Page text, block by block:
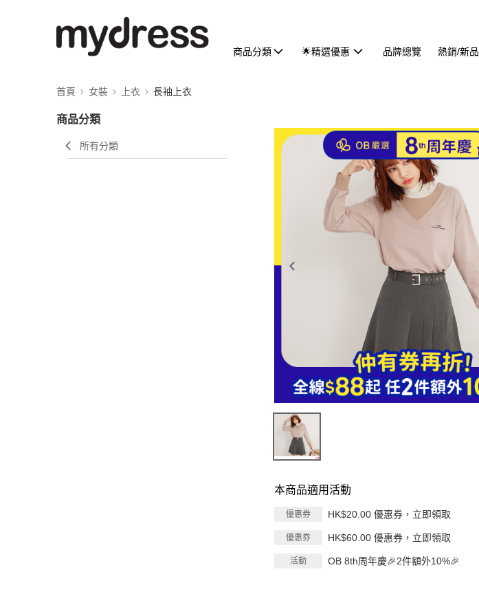
商品分類 🌟精選優惠 品牌總覽 熱銷/新品
首頁 女裝 上衣 長袖上衣
商品分類
所有分類
本商品適用活動
優惠券 HK$20.00 優惠券，立即領取
優惠券 HK$60.00 優惠券，立即領取
活動 OB 8th周年慶🎉2件額外10%🎉